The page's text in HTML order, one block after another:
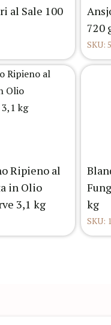
al Sale 100
720
SKU:
Ripieno al
in Olio
3,1 kg
kg
SKU: